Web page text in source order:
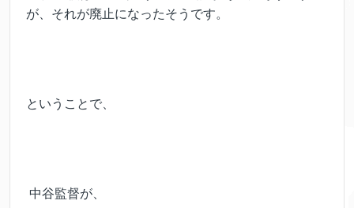
が、それが廃止になったそうです。
ということで、
中谷監督が、